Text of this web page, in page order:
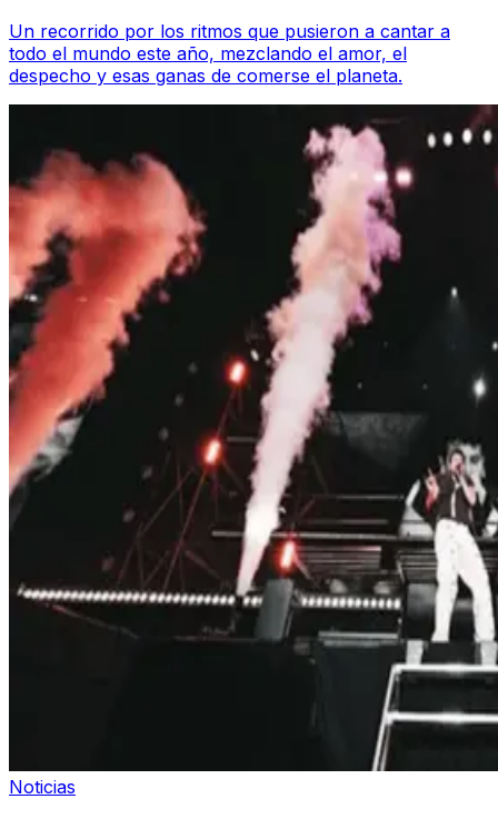
Un recorrido por los ritmos que pusieron a cantar a
todo el mundo este año, mezclando el amor, el
despecho y esas ganas de comerse el planeta.
Noticias